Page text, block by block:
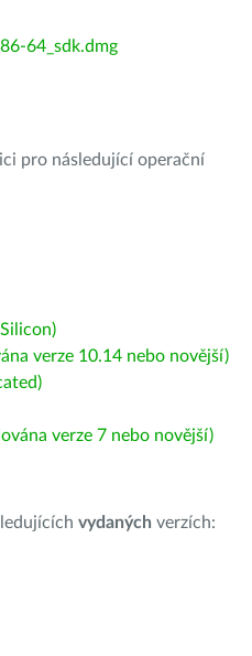
64_sdk.dmg
pro následující operační
verze 10.14 nebo novější)
verze 7 nebo novější)
vydaných verzích: